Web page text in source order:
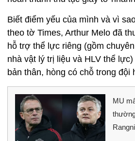
Biết điểm yếu của mình và vì
theo tờ Times, Arthur Melo đã
hỗ trợ thể lực riêng (gồm
nhà vật lý trị liệu và HLV thể
bản thân, hòng có chỗ trong đội
MU